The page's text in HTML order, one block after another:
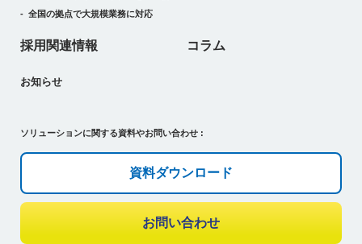
全国の拠点で大規模業務に対応
採用関連情報 コラム
お知らせ
ソリューションに関する資料やお問い合わせ :
資料ダウンロード
お問い合わせ